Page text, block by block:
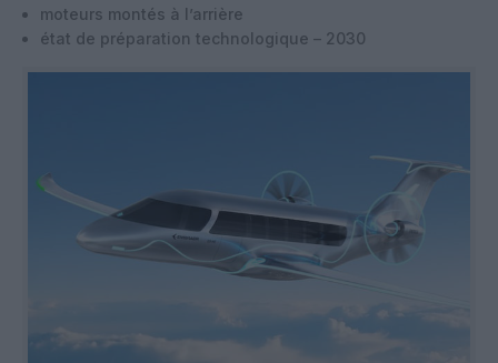
moteurs montés à l’arrière
état de préparation technologique – 2030